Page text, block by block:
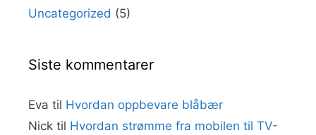
Uncategorized (5)
Siste kommentarer
Eva til Hvordan oppbevare blåbær
Nick til Hvordan strømme fra mobilen til TV-